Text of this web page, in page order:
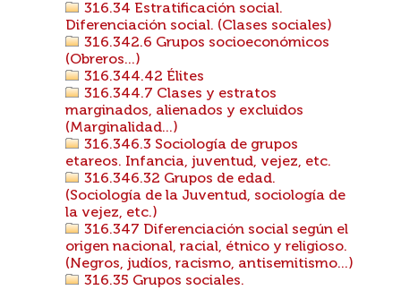
316.34 Estratificación social.
Diferenciación social. (Clases sociales)
316.342.6 Grupos socioeconómicos
(Obreros...)
316.344.42 Élites
316.344.7 Clases y estratos
marginados, alienados y excluidos
(Marginalidad...)
316.346.3 Sociología de grupos
etareos. Infancia, juventud, vejez, etc.
316.346.32 Grupos de edad.
(Sociología de la Juventud, sociología de
la vejez, etc.)
316.347 Diferenciación social según el
origen nacional, racial, étnico y religioso.
(Negros, judíos, racismo, antisemitismo...)
316.35 Grupos sociales.